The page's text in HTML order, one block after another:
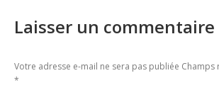
Laisser un commentaire
Votre adresse e-mail ne sera pas publiée Champs
*